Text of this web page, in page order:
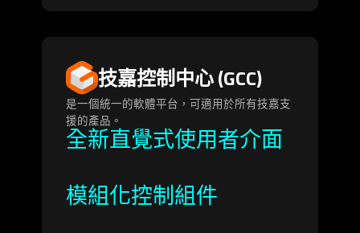
技嘉控制中心 (GCC)
是一個統一的軟體平台，可適用於所有技嘉支
援的產品。
全新直覺式使用者介面
模組化控制組件